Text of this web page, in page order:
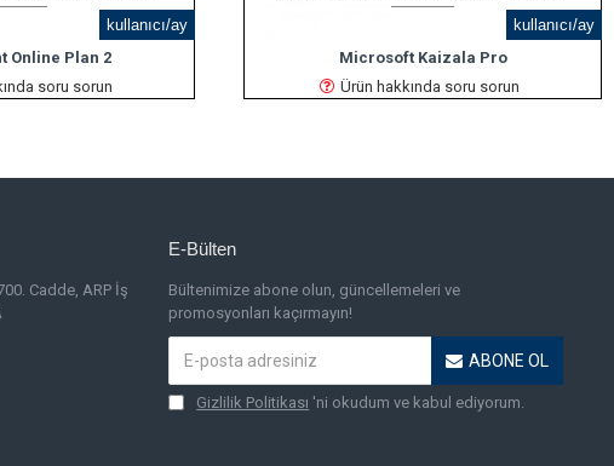
kullanıcı/ay
Online Plan 2
soru sorun
kullanıcı/ay
Microsoft Kaizala Pro
Ürün hakkında soru sorun
Cadde, ARP İş
E-Bülten
Bültenimize abone olun, güncellemeleri ve
promosyonları kaçırmayın!
ABONE OL
Gizlilik Politikası 'ni okudum ve kabul ediyorum.